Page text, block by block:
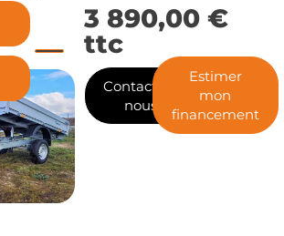
3 890,00 €
ttc
Contactez-
nous
Estimer
mon
financement